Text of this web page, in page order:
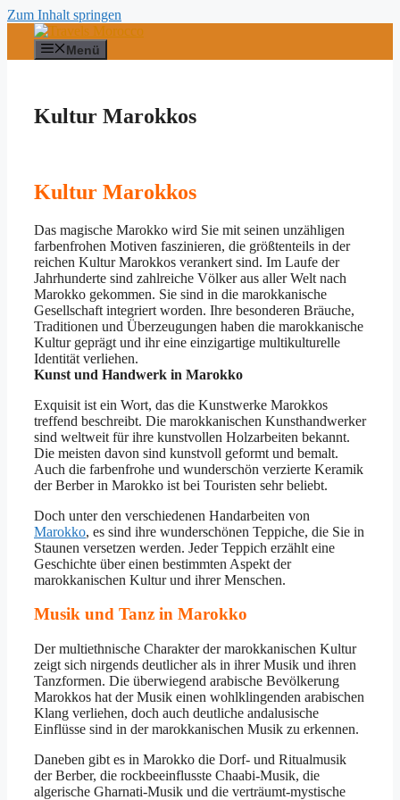
Zum Inhalt springen
Menü
Kultur Marokkos
Kultur Marokkos
Das magische Marokko wird Sie mit seinen unzähligen
farbenfrohen Motiven faszinieren, die größtenteils in der
reichen Kultur Marokkos verankert sind. Im Laufe der
Jahrhunderte sind zahlreiche Völker aus aller Welt nach
Marokko gekommen. Sie sind in die marokkanische
Gesellschaft integriert worden. Ihre besonderen Bräuche,
Traditionen und Überzeugungen haben die marokkanische
Kultur geprägt und ihr eine einzigartige multikulturelle
Identität verliehen.
Kunst und Handwerk in Marokko
Exquisit ist ein Wort, das die Kunstwerke Marokkos
treffend beschreibt. Die marokkanischen Kunsthandwerker
sind weltweit für ihre kunstvollen Holzarbeiten bekannt.
Die meisten davon sind kunstvoll geformt und bemalt.
Auch die farbenfrohe und wunderschön verzierte Keramik
der Berber in Marokko ist bei Touristen sehr beliebt.
Doch unter den verschiedenen Handarbeiten von
Marokko, es sind ihre wunderschönen Teppiche, die Sie in
Staunen versetzen werden. Jeder Teppich erzählt eine
Geschichte über einen bestimmten Aspekt der
marokkanischen Kultur und ihrer Menschen.
Musik und Tanz in Marokko
Der multiethnische Charakter der marokkanischen Kultur
zeigt sich nirgends deutlicher als in ihrer Musik und ihren
Tanzformen. Die überwiegend arabische Bevölkerung
Marokkos hat der Musik einen wohlklingenden arabischen
Klang verliehen, doch auch deutliche andalusische
Einflüsse sind in der marokkanischen Musik zu erkennen.
Daneben gibt es in Marokko die Dorf- und Ritualmusik
der Berber, die rockbeeinflusste Chaabi-Musik, die
algerische Gharnati-Musik und die verträumt-mystische